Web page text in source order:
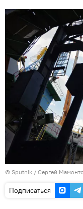
© Sputnik / Сергей
Подписаться